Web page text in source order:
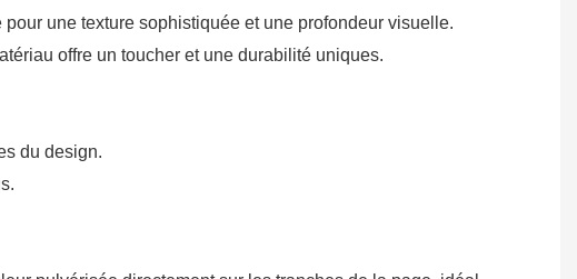
une texture sophistiquée et une profondeur visuelle.
offre un toucher et une durabilité uniques.
du design.